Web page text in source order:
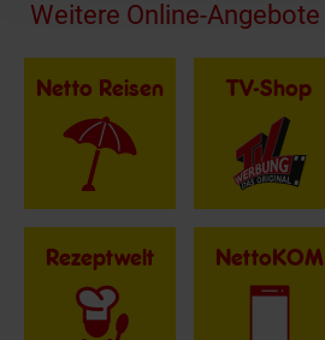
Fußzeile
Weitere Online-Angebote
Netto Reisen TV-Shop
Rezeptwelt NettoKOM